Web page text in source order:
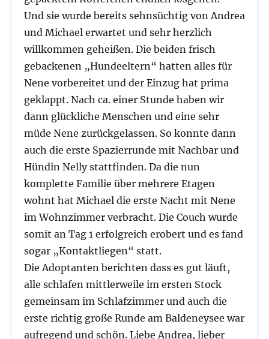
Und sie wurde bereits sehnsüchtig von Andrea
und Michael erwartet und sehr herzlich
willkommen geheißen. Die beiden frisch
gebackenen „Hundeeltern“ hatten alles für
Nene vorbereitet und der Einzug hat prima
geklappt. Nach ca. einer Stunde haben wir
dann glückliche Menschen und eine sehr
müde Nene zurückgelassen. So konnte dann
auch die erste Spazierrunde mit Nachbar und
Hündin Nelly stattfinden. Da die nun
komplette Familie über mehrere Etagen
wohnt hat Michael die erste Nacht mit Nene
im Wohnzimmer verbracht. Die Couch wurde
somit an Tag 1 erfolgreich erobert und es fand
sogar „Kontaktliegen“ statt.
Die Adoptanten berichten dass es gut läuft,
alle schlafen mittlerweile im ersten Stock
gemeinsam im Schlafzimmer und auch die
erste richtig große Runde am Baldeneysee war
aufregend und schön. Liebe Andrea, lieber